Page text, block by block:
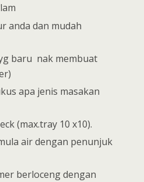
anda dan mudah
baru nak membuat
apa jenis masakan
(max.tray 10 x10).
air dengan penunjuk
berloceng dengan